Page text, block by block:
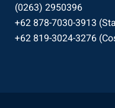
(0263) 2950396
+62 878-7030-3913
+62 819-3024-3276